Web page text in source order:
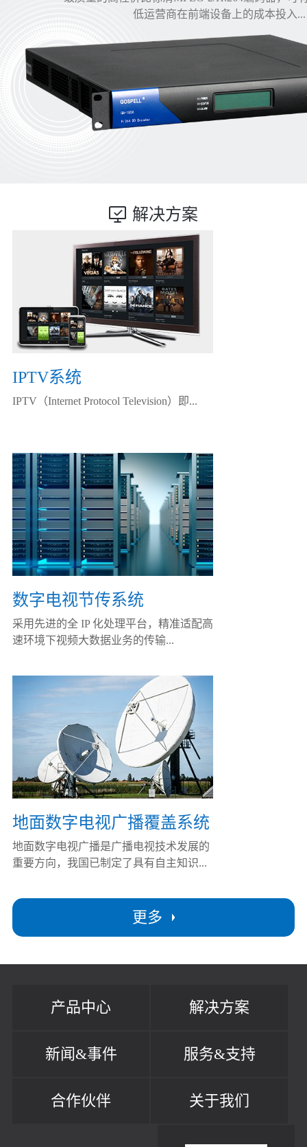
低运营商在前端设备上的成本投入...
解决方案
更多
IPTV系统
IPTV（Internet Protocol Television）即...
数字电视节传系统
采用先进的全 IP 化处理平台，精准适配高
速环境下视频大数据业务的传输...
地面数字电视广播覆盖系统
地面数字电视广播是广播电视技术发展的
重要方向，我国已制定了具有自主知识...
产品中心 解决方案
新闻&事件 服务&支持
合作伙伴 关于我们